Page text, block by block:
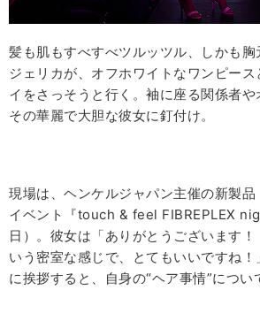
髪も肌もすべすべツルッツル、しかも
ジェリカが、オフホワイトなワンピース
イをさっそうと行く。袖に座る関係者や
その華麗で大胆な彼女に釘付け。
現場は、ヘンケルジャパン主催の新製品
イベント『touch & feel FIBREPLEX
日）。彼女は「ありがとうございます
いう密室な感じで、とてもいいですね！
に挨拶すると、自身の“ヘア事情”につい